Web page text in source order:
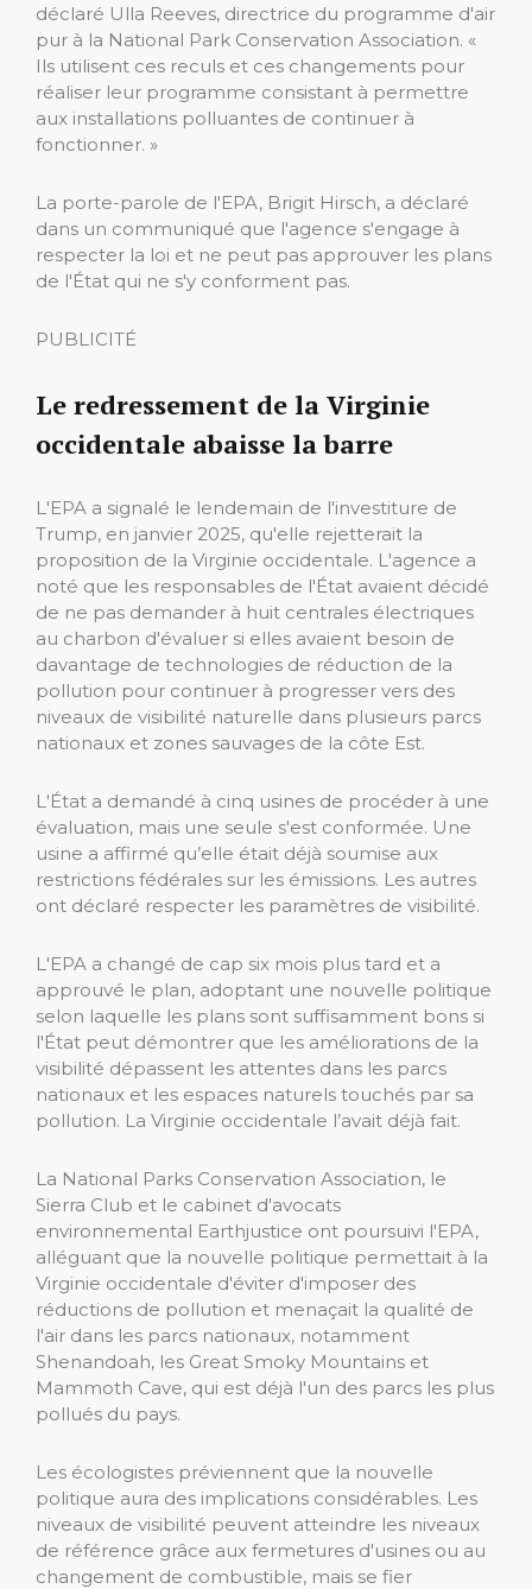
déclaré Ulla Reeves, directrice du programme d'air
pur à la National Park Conservation Association. «
Ils utilisent ces reculs et ces changements pour
réaliser leur programme consistant à permettre
aux installations polluantes de continuer à
fonctionner. »
La porte-parole de l'EPA, Brigit Hirsch, a déclaré
dans un communiqué que l'agence s'engage à
respecter la loi et ne peut pas approuver les plans
de l'État qui ne s'y conforment pas.
PUBLICITÉ
Le redressement de la Virginie
occidentale abaisse la barre
L'EPA a signalé le lendemain de l'investiture de
Trump, en janvier 2025, qu'elle rejetterait la
proposition de la Virginie occidentale. L'agence a
noté que les responsables de l'État avaient décidé
de ne pas demander à huit centrales électriques
au charbon d'évaluer si elles avaient besoin de
davantage de technologies de réduction de la
pollution pour continuer à progresser vers des
niveaux de visibilité naturelle dans plusieurs parcs
nationaux et zones sauvages de la côte Est.
L'État a demandé à cinq usines de procéder à une
évaluation, mais une seule s'est conformée. Une
usine a affirmé qu’elle était déjà soumise aux
restrictions fédérales sur les émissions. Les autres
ont déclaré respecter les paramètres de visibilité.
L'EPA a changé de cap six mois plus tard et a
approuvé le plan, adoptant une nouvelle politique
selon laquelle les plans sont suffisamment bons si
l'État peut démontrer que les améliorations de la
visibilité dépassent les attentes dans les parcs
nationaux et les espaces naturels touchés par sa
pollution. La Virginie occidentale l’avait déjà fait.
La National Parks Conservation Association, le
Sierra Club et le cabinet d'avocats
environnemental Earthjustice ont poursuivi l'EPA,
alléguant que la nouvelle politique permettait à la
Virginie occidentale d'éviter d'imposer des
réductions de pollution et menaçait la qualité de
l'air dans les parcs nationaux, notamment
Shenandoah, les Great Smoky Mountains et
Mammoth Cave, qui est déjà l'un des parcs les plus
pollués du pays.
Les écologistes préviennent que la nouvelle
politique aura des implications considérables. Les
niveaux de visibilité peuvent atteindre les niveaux
de référence grâce aux fermetures d'usines ou au
changement de combustible, mais se fier